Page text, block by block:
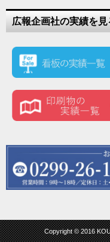
広報企画社の実績を見
Copyright © 2016